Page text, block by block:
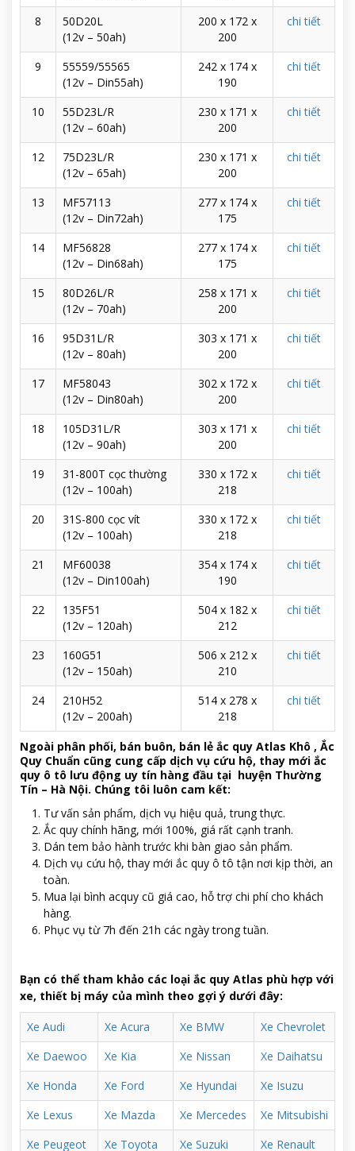
8
50D20L
(12v – 50ah)
200 x 172 x
200
chi tiết
9
55559/55565
(12v – Din55ah)
242 x 174 x
190
chi tiết
10
55D23L/R
(12v – 60ah)
230 x 171 x
200
chi tiết
12
75D23L/R
(12v – 65ah)
230 x 171 x
200
chi tiết
13
MF57113
(12v – Din72ah)
277 x 174 x
175
chi tiết
14
MF56828
(12v – Din68ah)
277 x 174 x
175
chi tiết
15
80D26L/R
(12v – 70ah)
258 x 171 x
200
chi tiết
16
95D31L/R
(12v – 80ah)
303 x 171 x
200
chi tiết
17
MF58043
(12v – Din80ah)
302 x 172 x
200
chi tiết
18
105D31L/R
(12v – 90ah)
303 x 171 x
200
chi tiết
19
31-800T cọc thường
(12v – 100ah)
330 x 172 x
218
chi tiết
20
31S-800 cọc vít
(12v – 100ah)
330 x 172 x
218
chi tiết
21
MF60038
(12v – Din100ah)
354 x 174 x
190
chi tiết
22
135F51
(12v – 120ah)
504 x 182 x
212
chi tiết
23
160G51
(12v – 150ah)
506 x 212 x
210
chi tiết
24
210H52
(12v – 200ah)
514 x 278 x
218
chi tiết
Ngoài phân phối, bán buôn, bán lẻ ắc quy Atlas Khô , Ắc
Quy Chuẩn cũng cung cấp dịch vụ cứu hộ, thay mới ắc
quy ô tô lưu động uy tín hàng đầu tại huyện Thường
Tín – Hà Nội. Chúng tôi luôn cam kết:
Tư vấn sản phẩm, dịch vụ hiệu quả, trung thực.
Ắc quy chính hãng, mới 100%, giá rất cạnh tranh.
Dán tem bảo hành trước khi bàn giao sản phẩm.
Dịch vụ cứu hộ, thay mới ắc quy ô tô tận nơi kịp thời, an
toàn.
Mua lại bình acquy cũ giá cao, hỗ trợ chi phí cho khách
hàng.
Phục vụ từ 7h đến 21h các ngày trong tuần.
Bạn có thể tham khảo các loại ắc quy Atlas phù hợp với
xe, thiết bị máy của mình theo gợi ý dưới đây:
Xe Audi Xe Acura Xe BMW
Xe Chevrolet
Xe Daewoo
Xe Kia Xe Nissan
Xe Daihatsu
Xe Honda
Xe Ford Xe Hyundai
Xe Isuzu
Xe Lexus
Xe Mazda Xe Mercedes
Xe Mitsubishi
Xe Peugeot
Xe Toyota Xe Suzuki Xe Renault